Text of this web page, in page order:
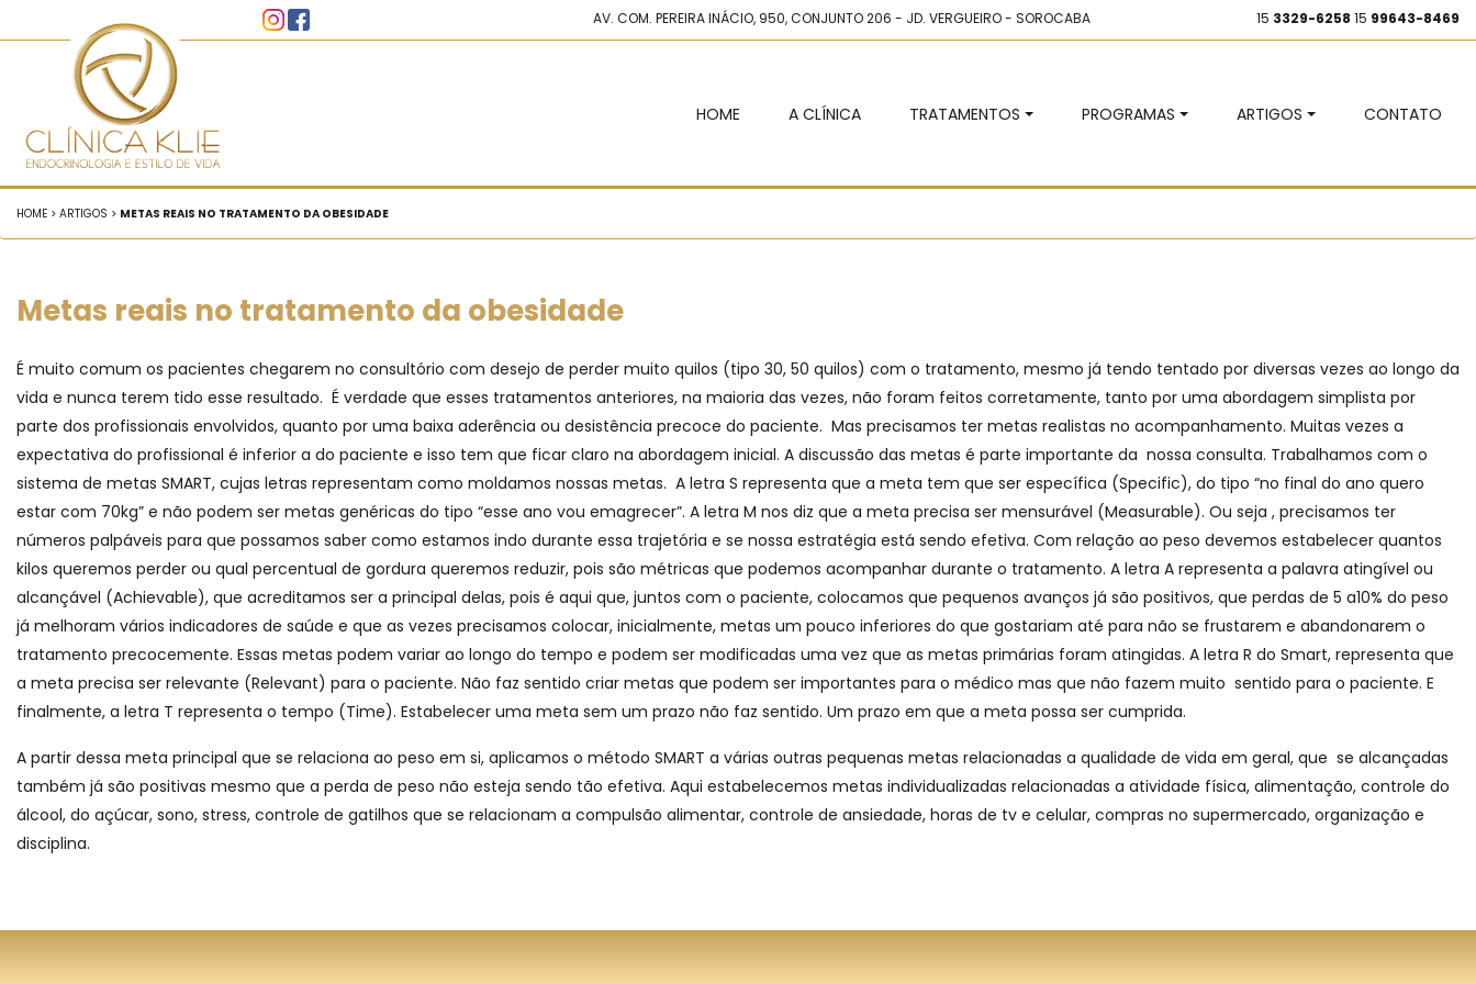
AV. COM. PEREIRA INÁCIO, 950, CONJUNTO 206 - JD. VERGUEIRO - SOROCABA 15 3329-6258 15 99643-8469
HOME A CLÍNICA TRATAMENTOS PROGRAMAS ARTIGOS CONTATO
HOME > ARTIGOS > METAS REAIS NO TRATAMENTO DA OBESIDADE
Metas reais no tratamento da obesidade
É muito comum os pacientes chegarem no consultório com desejo de perder muito quilos (tipo 30, 50 quilos) com o tratamento, mesmo já tendo tentado por diversas vezes ao longo da
vida e nunca terem tido esse resultado. É verdade que esses tratamentos anteriores, na maioria das vezes, não foram feitos corretamente, tanto por uma abordagem simplista por
parte dos profissionais envolvidos, quanto por uma baixa aderência ou desistência precoce do paciente. Mas precisamos ter metas realistas no acompanhamento. Muitas vezes a
expectativa do profissional é inferior a do paciente e isso tem que ficar claro na abordagem inicial. A discussão das metas é parte importante da nossa consulta. Trabalhamos com o
sistema de metas SMART, cujas letras representam como moldamos nossas metas. A letra S representa que a meta tem que ser específica (Specific), do tipo “no final do ano quero
estar com 70kg” e não podem ser metas genéricas do tipo “esse ano vou emagrecer”. A letra M nos diz que a meta precisa ser mensurável (Measurable). Ou seja , precisamos ter
números palpáveis para que possamos saber como estamos indo durante essa trajetória e se nossa estratégia está sendo efetiva. Com relação ao peso devemos estabelecer quantos
kilos queremos perder ou qual percentual de gordura queremos reduzir, pois são métricas que podemos acompanhar durante o tratamento. A letra A representa a palavra atingível ou
alcançável (Achievable), que acreditamos ser a principal delas, pois é aqui que, juntos com o paciente, colocamos que pequenos avanços já são positivos, que perdas de 5 a10% do peso
já melhoram vários indicadores de saúde e que as vezes precisamos colocar, inicialmente, metas um pouco inferiores do que gostariam até para não se frustarem e abandonarem o
tratamento precocemente. Essas metas podem variar ao longo do tempo e podem ser modificadas uma vez que as metas primárias foram atingidas. A letra R do Smart, representa que
a meta precisa ser relevante (Relevant) para o paciente. Não faz sentido criar metas que podem ser importantes para o médico mas que não fazem muito sentido para o paciente. E
finalmente, a letra T representa o tempo (Time). Estabelecer uma meta sem um prazo não faz sentido. Um prazo em que a meta possa ser cumprida.
A partir dessa meta principal que se relaciona ao peso em si, aplicamos o método SMART a várias outras pequenas metas relacionadas a qualidade de vida em geral, que se alcançadas
também já são positivas mesmo que a perda de peso não esteja sendo tão efetiva. Aqui estabelecemos metas individualizadas relacionadas a atividade física, alimentação, controle do
álcool, do açúcar, sono, stress, controle de gatilhos que se relacionam a compulsão alimentar, controle de ansiedade, horas de tv e celular, compras no supermercado, organização e
disciplina.